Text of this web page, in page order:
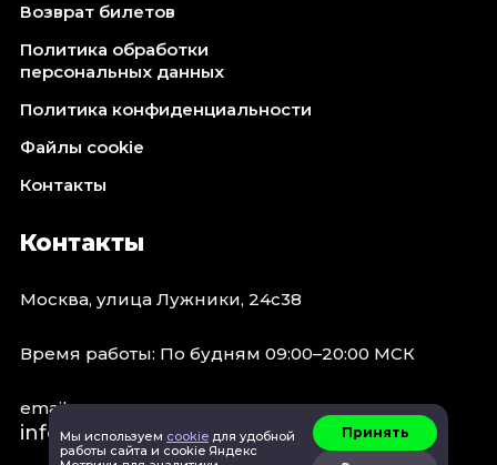
Спорт
Август 2026
Октябрь 2026
Январь 2027
Площадки
Возврат билетов
Политика обработки
персональных данных
Политика конфиденциальности
Файлы cookie
Контакты
Контакты
Москва, улица Лужники, 24с38
Время работы: По будням 09:00–20:00 МСК
email:
info@concert.moscow
Мы используем cookie для удобной
работы сайта и cookie Яндекс
Принять